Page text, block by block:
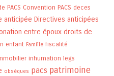
PACS Convention PACS deces
anticipée Directives anticipées
entre époux droits de
enfant Famille fiscalité
inhumation legs
obsèques pacs patrimoine